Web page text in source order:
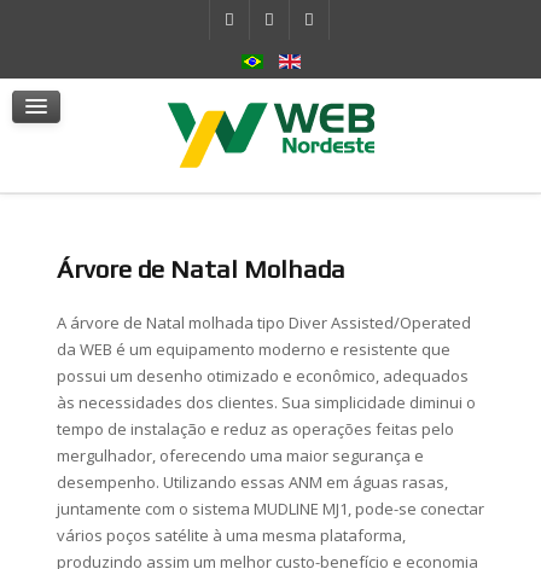
Serviços
Árvore de Natal Molhada
A árvore de Natal molhada tipo Diver Assisted/Operated
da WEB é um equipamento moderno e resistente que
possui um desenho otimizado e econômico, adequados
às necessidades dos clientes. Sua simplicidade diminui o
tempo de instalação e reduz as operações feitas pelo
mergulhador, oferecendo uma maior segurança e
desempenho. Utilizando essas ANM em águas rasas,
juntamente com o sistema MUDLINE MJ1, pode-se conectar
vários poços satélite à uma mesma plataforma,
produzindo assim um melhor custo-benefício e economia